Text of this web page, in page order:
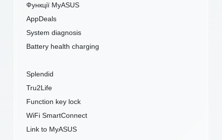
Функції MyASUS
AppDeals
System diagnosis
Battery health charging
Splendid
Tru2Life
Function key lock
WiFi SmartConnect
Link to MyASUS